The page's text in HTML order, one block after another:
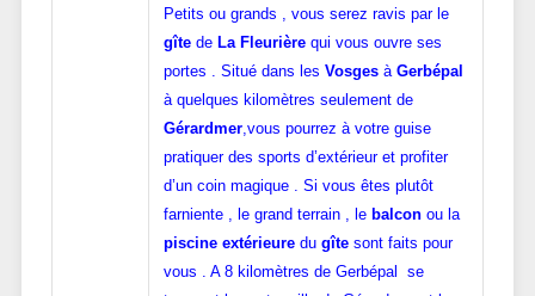
Petits ou grands , vous serez ravis par le
gîtedeLa Fleurièrequi vous ouvre ses
portes . Situé dans les Vosgesà Gerbépal
à quelques kilomètres seulement de
Gérardmer,vous pourrez à votre guise
pratiquer des sports d’extérieur et profiter
d’un coin magique . Si vous êtes plutôt
farniente , le grand terrain , lebalconou la
piscine extérieuredugîtesont faits pour
vous . A 8 kilomètres de Gerbépal se